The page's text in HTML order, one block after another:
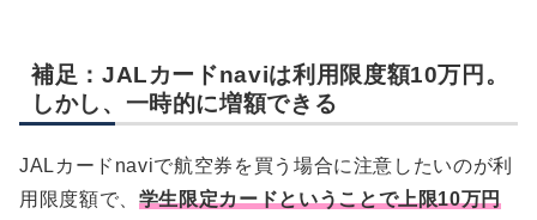
補足：JALカードnaviは利用限度額10万円。
しかし、一時的に増額できる
JALカードnaviで航空券を買う場合に注意したいのが利
用限度額で、 学生限定カードということで上限10万円